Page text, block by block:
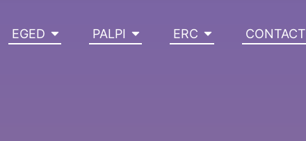
EGED PALPI ERC CONTACT